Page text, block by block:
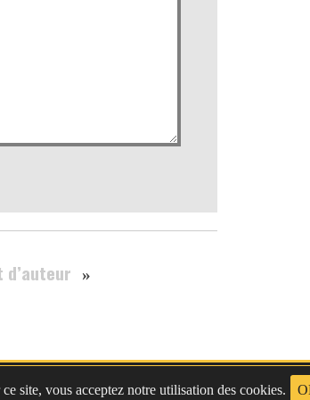
site, vous acceptez notre utilisation des cookies.
»